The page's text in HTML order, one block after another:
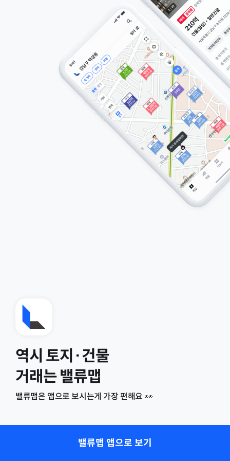
역시 토지·건물
거래는 밸류맵
밸류맵은 앱으로 보시는게 가장 편해요 👀
밸류맵 앱으로 보기